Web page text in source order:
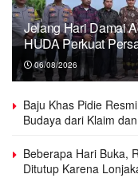
Jelang Hari Damai
HUDA Perkuat
06/08/2026
Baju Khas Pidie
Budaya dari Klaim
Beberapa Hari Buka,
Ditutup Karena